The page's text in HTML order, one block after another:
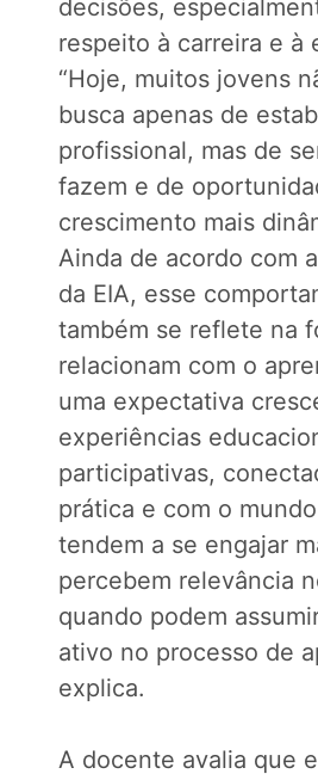
decisões,
respeito à carreira e à
“Hoje, muitos jovens
busca apenas de
profissional, mas de
fazem e de
crescimento mais
Ainda de acordo com
da EIA, esse
também se reflete na
relacionam com o
uma expectativa
experiências
participativas,
prática e com o
tendem a se engajar
percebem relevância
quando podem
ativo no processo de
explica.
A docente avalia que